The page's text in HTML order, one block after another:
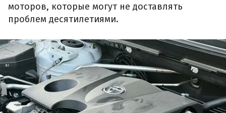
моторов, которые могут не доставлять
проблем десятилетиями.